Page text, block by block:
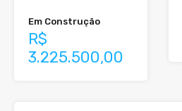
Em Construção
R$
3.225.500,00